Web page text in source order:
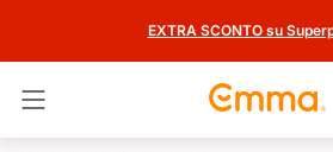
EXTRA SCONTO su